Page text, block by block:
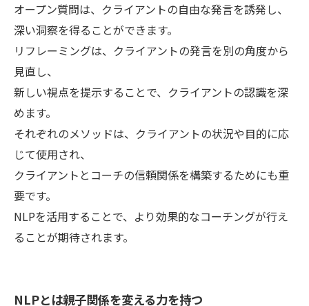
オープン質問は、クライアントの自由な発言を誘発し、
深い洞察を得ることができます。
リフレーミングは、クライアントの発言を別の角度から
見直し、
新しい視点を提示することで、クライアントの認識を深
めます。
それぞれのメソッドは、クライアントの状況や目的に応
じて使用され、
クライアントとコーチの信頼関係を構築するためにも重
要です。
NLPを活用することで、より効果的なコーチングが行え
ることが期待されます。
NLPとは親子関係を変える力を持つ